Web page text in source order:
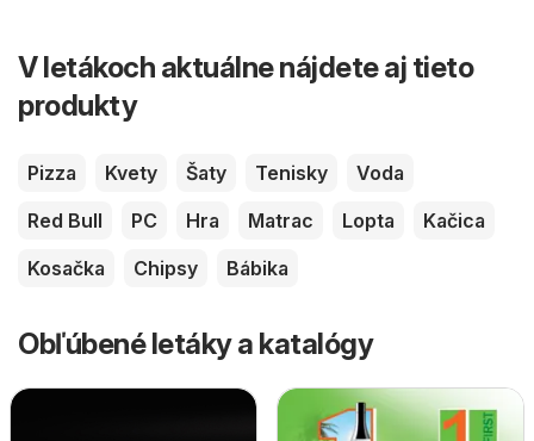
V letákoch aktuálne nájdete aj tieto
produkty
Pizza Kvety Šaty Tenisky
Voda
Red Bull
PC Hra Matrac Lopta
Kačica
Kosačka
Chipsy Bábika
Obľúbené letáky a katalógy